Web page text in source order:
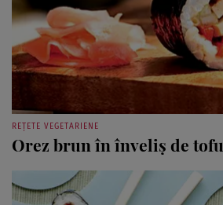
REȚETE VEGETARIENE
Orez brun în înveliş de tofu